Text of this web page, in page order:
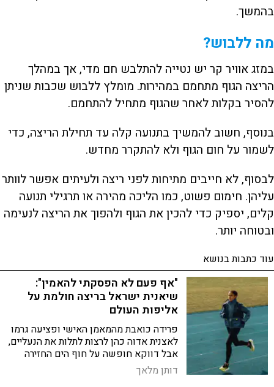
בהמשך.
מה ללבוש?
במזג אוויר קר יש נטייה להתלבש חם מדי, אך במהלך
הריצה הגוף מתחמם במהירות. מומלץ ללבוש שכבות שניתן
להסיר בקלות לאחר שהגוף מתחיל להתחמם.
בנוסף, חשוב להמשיך בתנועה קלה עד תחילת הריצה, כדי
לשמור על חום הגוף ולא להתקרר מחדש.
לבסוף, לא חייבים מתיחות לפני ריצה ולעיתים אפשר לוותר
עליהן. חימום פשוט, כמו הליכה מהירה או תרגילי תנועה
קלים, יספיק כדי להכין את הגוף ולהפוך את הריצה לנעימה
ובטוחה יותר.
עוד כתבות בנושא
"אף פעם לא הפסקתי להאמין":
שיאנית ישראל בריצה חולמת על
אליפות העולם
פרידה כואבת מהמאמן האישי ופציעה גרמו
לאצנית אדוה כהן לרצות לתלות את הנעליים,
אבל דווקא חופשה על חוף הים החזירה
אותה למסלול, להמשיך לשבור שיאים ולרוץ
עד לאולימפיאדת לוס–אנג'לס
דותן מלאך